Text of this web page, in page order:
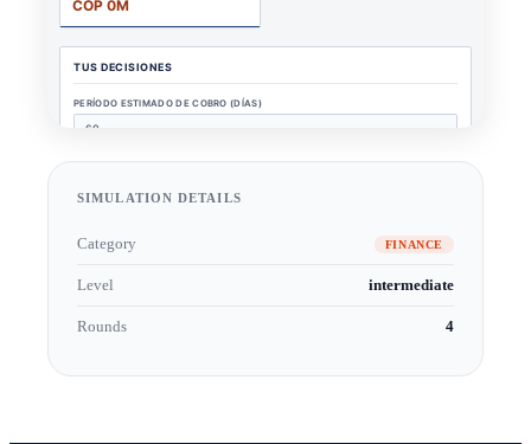
SIMULATION DETAILS
Category FINANCE
Level intermediate
Rounds 4